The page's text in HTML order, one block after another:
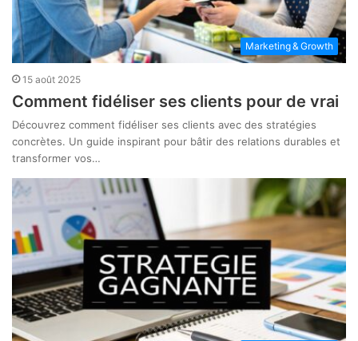
Marketing & Growth
15 août 2025
Comment fidéliser ses clients pour de vrai
Découvrez comment fidéliser ses clients avec des stratégies
concrètes. Un guide inspirant pour bâtir des relations durables et
transformer vos…